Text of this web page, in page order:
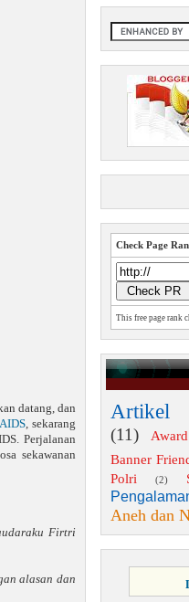
datang, dan
, sekarang
Perjalanan
sekawanan
Firtri
alasan dan
Check Page
This free page rank
Artikel
(11) Award
Banner
Polri
(2)
Aneh dan